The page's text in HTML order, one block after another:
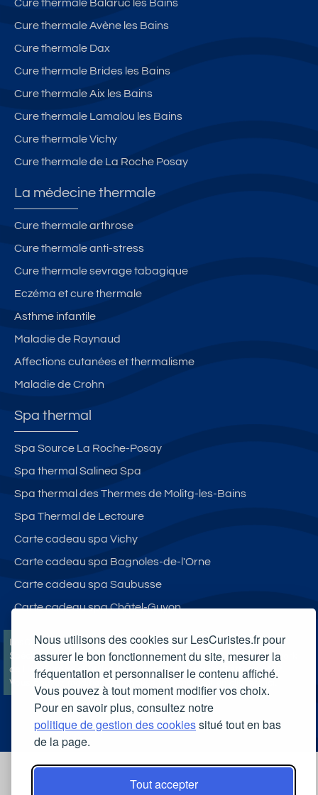
Nous utilisons des cookies sur LesCuristes.fr pour
assurer le bon fonctionnement du site, mesurer la
fréquentation et personnaliser le contenu affiché.
Vous pouvez à tout moment modifier vos choix.
Pour en savoir plus, consultez notre
politique de gestion des cookiessitué tout en bas
de la page.
Tout accepter
Cure thermale Balaruc les Bains
Cure thermale Avène les Bains
Cure thermale Dax
Cure thermale Brides les Bains
Cure thermale Aix les Bains
Cure thermale Lamalou les Bains
Cure thermale Vichy
Cure thermale de La Roche Posay
La médecine thermale
Cure thermale arthrose
Cure thermale anti-stress
Cure thermale sevrage tabagique
Eczéma et cure thermale
Asthme infantile
Maladie de Raynaud
Affections cutanées et thermalisme
Maladie de Crohn
Spa thermal
Spa Source La Roche-Posay
Spa thermal Salinea Spa
Spa thermal des Thermes de Molitg-les-Bains
Spa Thermal de Lectoure
Carte cadeau spa Vichy
Carte cadeau spa Bagnoles-de-l'Orne
Carte cadeau spa Saubusse
Carte cadeau spa Châtel-Guyon
LesCuristes.fr participe et est conforme à l'ensemble des
Spécifications et Politiques du Transparency & Consent Framework
de l'IAB Europe et utilise la Consent Management Platform n°92.
Vous pouvez modifier vos choix à tout moment en